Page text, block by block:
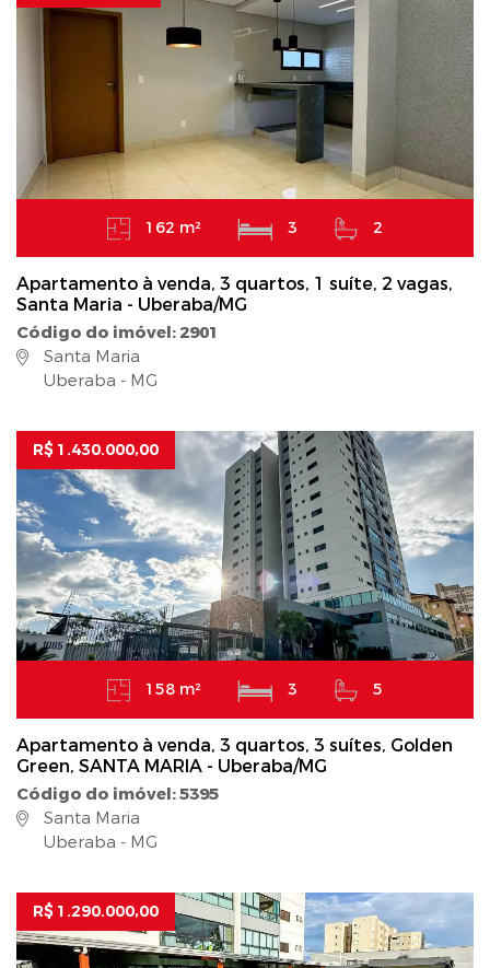
162 m² 3 2
Apartamento à venda, 3 quartos, 1 suíte, 2 vagas,
Santa Maria - Uberaba/MG
Código do imóvel: 2901
Santa Maria
Uberaba - MG
R$ 1.430.000,00
158 m² 3 5
Apartamento à venda, 3 quartos, 3 suítes, Golden
Green, SANTA MARIA - Uberaba/MG
Código do imóvel: 5395
Santa Maria
Uberaba - MG
R$ 1.290.000,00